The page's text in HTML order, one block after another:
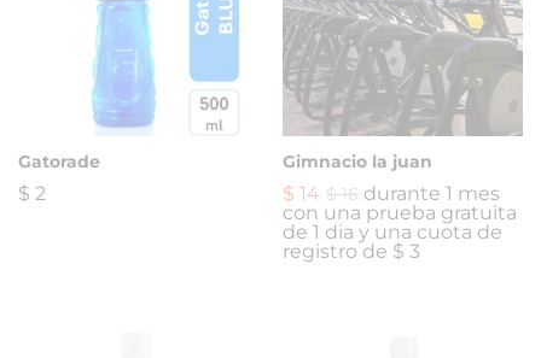
Gatorade
$ 2
Gimnacio la juan
$ 14 $16 durante 1 mes
con una prueba gratuita
de 1 dia y una cuota de
registro de $ 3